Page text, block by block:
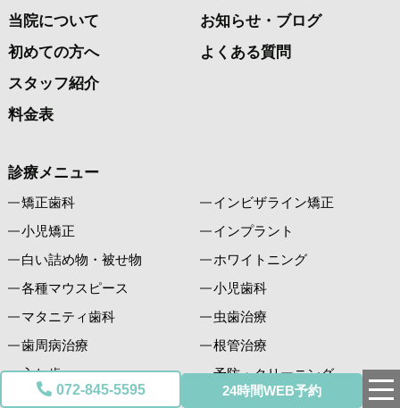
072-845-5595 24時間WEB予約
当院について
初めての方へ
スタッフ紹介
料金表
診療メニュー
矯正歯科
インビザライン矯正
小児矯正
インプラント
白い詰め物・被せ物
ホワイトニング
各種マウスピース
小児歯科
マタニティ歯科
虫歯治療
歯周病治療
根管治療
入れ歯
予防・クリーニング
親知らず
お知らせ・ブログ
よくある質問